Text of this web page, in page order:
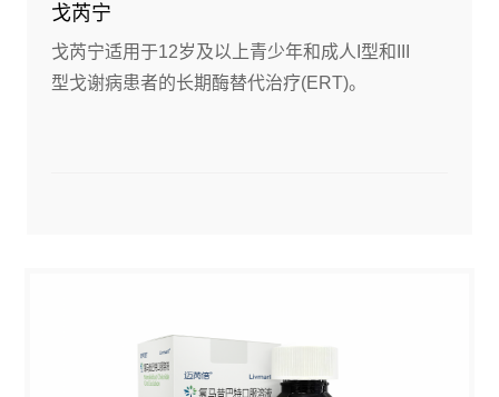
戈芮宁
戈芮宁适用于12岁及以上青少年和成人I型和III
型戈谢病患者的长期酶替代治疗(ERT)。